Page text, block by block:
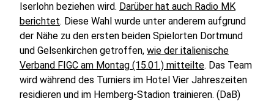
Iserlohn beziehen wird. Darüber hat auch Radio MK
berichtet. Diese Wahl wurde unter anderem aufgrund
der Nähe zu den ersten beiden Spielorten Dortmund
und Gelsenkirchen getroffen, wie der italienische
Verband FIGC am Montag (15.01.) mitteilte. Das Team
wird während des Turniers im Hotel Vier Jahreszeiten
residieren und im Hemberg-Stadion trainieren. (DaB)